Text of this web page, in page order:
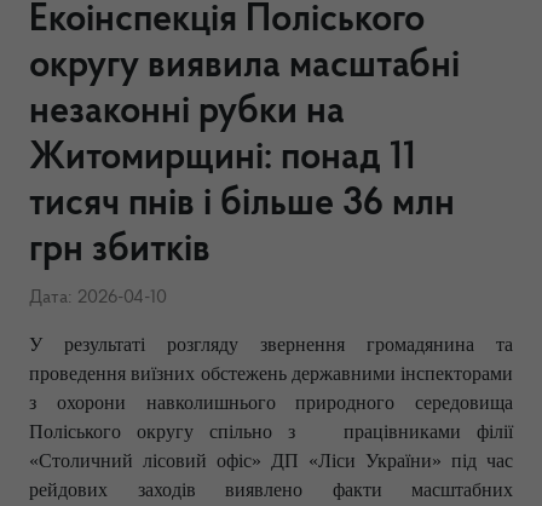
Екоінспекція Поліського
округу виявила масштабні
незаконні рубки на
Житомирщині: понад 11
тисяч пнів і більше 36 млн
грн збитків
Дата: 2026-04-10
У результаті розгляду звернення громадянина та
проведення виїзних обстежень державними інспекторами
з охорони навколишнього природного середовища
Поліського округу спільно з працівниками філії
«Столичний лісовий офіс» ДП «Ліси України» під час
рейдових заходів виявлено факти масштабних